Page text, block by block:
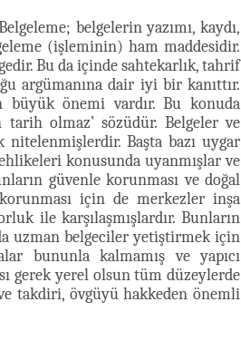
belgelerin yazımı, kaydı,
(işleminin) ham maddesidir.
Bu da içinde sahtekarlık, tahrif
argümanına dair iyi bir kanıttır.
büyük önemi vardır. Bu konuda
olmaz’ sözüdür. Belgeler ve
Başta bazı uygar
konusunda uyanmışlar ve
güvenle korunması ve doğal
için de merkezler inşa
ile karşılaşmışlardır. Bunların
uzman belgeciler yetiştirmek için
bununla kalmamış ve yapıcı
gerek yerel olsun tüm düzeylerde
takdiri, övgüyü hakkeden önemli